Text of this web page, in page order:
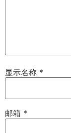
显示名称 *
邮箱 *